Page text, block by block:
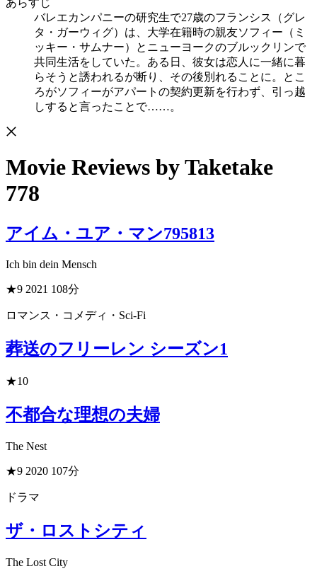
バレエカンパニーの研究生で27歳のフランシス（グレ
タ・ガーウィグ）は、大学在籍時の親友ソフィー（ミ
ッキー・サムナー）とニューヨークのブルックリンで
共同生活をしていた。ある日、彼女は恋人に一緒に暮
らそうと誘われるが断り、その後別れることに。とこ
ろがソフィーがアパートの契約更新を行わず、引っ越
しすると言ったことで……。
Movie Reviews by Taketake
778
アイム・ユア・マン795813
Ich bin dein Mensch
★9 2021 108分
ロマンス・コメディ・Sci-Fi
葬送のフリーレン シーズン1
★10
不都合な理想の夫婦
The Nest
★9 2020 107分
ドラマ
ザ・ロストシティ
The Lost City